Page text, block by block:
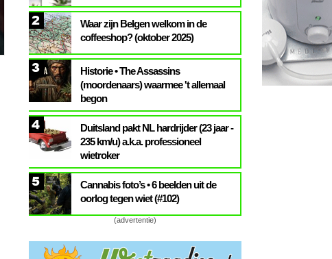
2
Waar zijn Belgen welkom in de
coffeeshop? (oktober 2025)
3
Historie • The Assassins
(moordenaars) waarmee 't allemaal
begon
4
Duitsland pakt NL hardrijder (23 jaar -
235 km/u) a.k.a. professioneel
wietroker
5
Cannabis foto’s • 6 beelden uit de
oorlog tegen wiet (#102)
(advertentie)